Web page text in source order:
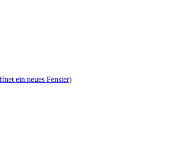
ein neues Fenster)